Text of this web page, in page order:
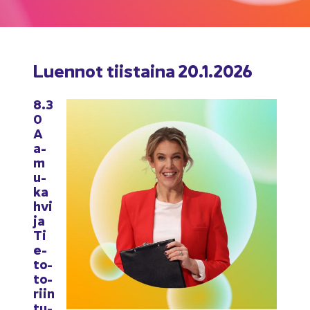
Luen­not tiis­tai­na 20.1.2026
8.3
0
A
a­
m
u­
ka
h­vi
ja
Ti
e­
to­
to­
riin